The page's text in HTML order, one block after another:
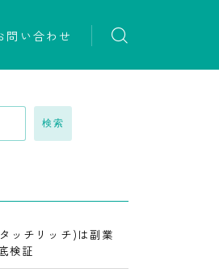
問い合わせ
検索
ッチリッチ)は副業
検証